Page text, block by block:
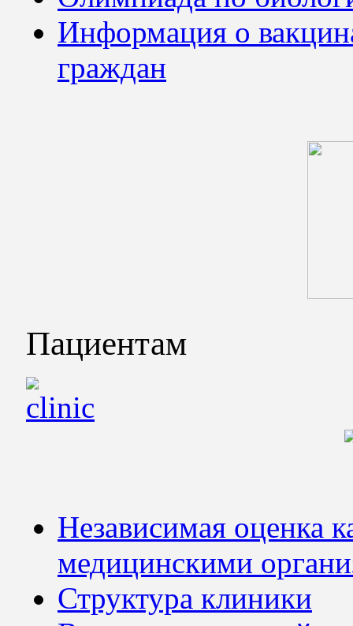
Информация о
граждан
Пациентам
Независимая оценка
медицинскими
Структура клиники